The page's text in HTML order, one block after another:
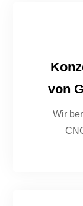
von
Wir